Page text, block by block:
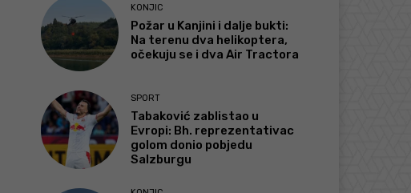
KONJIC
Požar u Kanjini i dalje bukti:
Na terenu dva helikoptera,
očekuju se i dva Air Tractora
SPORT
Tabaković zablistao u
Evropi: Bh. reprezentativac
golom donio pobjedu
Salzburgu